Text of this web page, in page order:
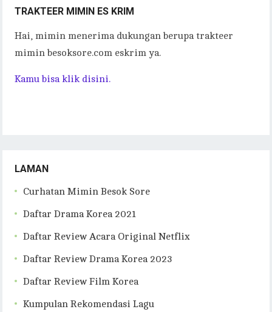
TRAKTEER MIMIN ES KRIM
Hai, mimin menerima dukungan berupa trakteer
mimin besoksore.com eskrim ya.
Kamu bisa klik disini.
LAMAN
Curhatan Mimin Besok Sore
Daftar Drama Korea 2021
Daftar Review Acara Original Netflix
Daftar Review Drama Korea 2023
Daftar Review Film Korea
Kumpulan Rekomendasi Lagu